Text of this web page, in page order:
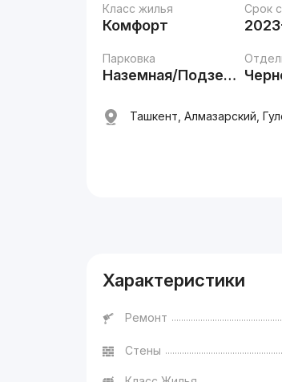
Класс жилья
Комфорт
Срок
Парковка
Наземная/Подземная
Ташкент, Алмазарский,
Характеристики
Ремонт
Стены